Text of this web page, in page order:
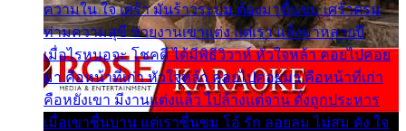
ความใน ใจ เศร้า มันร้าวระบม ต้องมาขื่นขม เศร้าตรม
ท่ามความสุขี ช่วยงานเขาแต่ง แต่เรา แล้งมาหลายปี
เมื่อไรหนอจะ โชคดี ได้มีพิธีวิวาห์ หัวใจหล้า คอยไปคอย
มา คือหน้าที่เก่า หัวใจหล้า คอยไปคอยมา คือหน้าที่เก่า
คือหยังเขา มีงานแต่งแล้ว ไปล้างแต่จาน ดั่งถูกประหาร
เมื่อเขาชื่นบาน แต่เราขื่นขม โอ้ รัก ลอยลม ไม่สม ดัง ใจ